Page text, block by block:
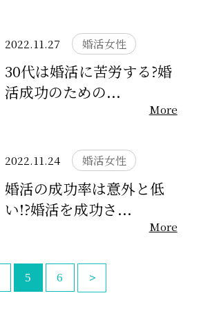
お知らせ
2022.11.27 婚活女性
30代は婚活に苦労する?婚
活成功のための...
More
2022.11.24 婚活女性
婚活の成功率は意外と低
い!?婚活を成功さ...
More
5 6